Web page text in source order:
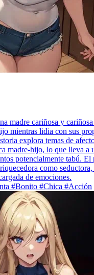
madre cariñosa y
mientras lidia con sus
explora temas de
madre-hijo, lo que lleva a
potencialmente tabú. El
como
de emociones.
#Bonito #Chica #Acción